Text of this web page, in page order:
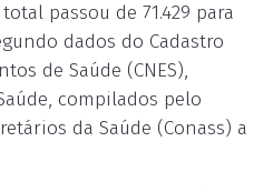
passou de 71.429 para
dados do Cadastro
de Saúde (CNES),
compilados pelo
da Saúde (Conass) a